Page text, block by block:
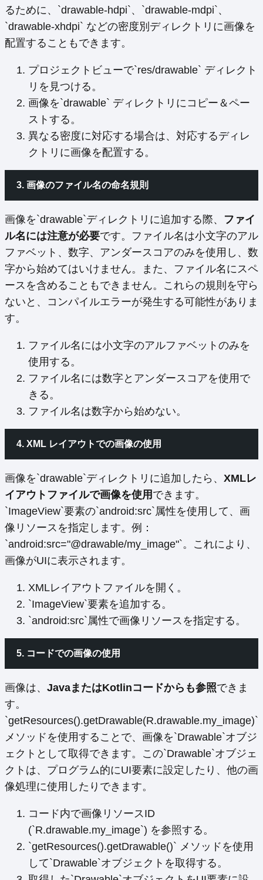
るために、`drawable-hdpi`、`drawable-mdpi`、
`drawable-xhdpi` などの密度別ディレクトリに画像を
配置することもできます。
プロジェクトビューで`res/drawable` ディレクト
リを見つける。
画像を`drawable` ディレクトリにコピー＆ペー
ストする。
異なる密度に対応する場合は、対応するディレ
クトリに画像を配置する。
3. 画像のファイル名の命名規則
画像を`drawable`ディレクトリに追加する際、 ファイ
ル名には注意が必要です。ファイル名は小文字のアル
ファベット、数字、アンダースコアのみを使用し、数
字から始めてはいけません。また、ファイル名にスペ
ースを含めることもできません。これらの規則を守ら
ないと、コンパイルエラーが発生する可能性がありま
す。
ファイル名には小文字のアルファベットのみを
使用する。
ファイル名には数字とアンダースコアを使用で
きる。
ファイル名は数字から始めない。
4. XML レイアウトでの画像の使用
画像を`drawable`ディレクトリに追加したら、 XMLレ
イアウトファイルで画像を使用 できます。
`ImageView`要素の`android:src`属性を使用して、画
像リソースを指定します。例：
`android:src="@drawable/my_image"`。これにより、
画像がUIに表示されます。
XMLレイアウトファイルを開く。
`ImageView`要素を追加する。
`android:src`属性で画像リソースを指定する。
5. コードでの画像の使用
画像は、 JavaまたはKotlinコードからも参照できま
す。
`getResources().getDrawable(R.drawable.my_image)`
メソッドを使用することで、画像を`Drawable`オブジ
ェクトとして取得できます。この`Drawable`オブジェ
クトは、プログラム的にUI要素に設定したり、他の画
像処理に使用したりできます。
コード内で画像リソースID
(`R.drawable.my_image`) を参照する。
`getResources().getDrawable()` メソッドを使用
して`Drawable`オブジェクトを取得する。